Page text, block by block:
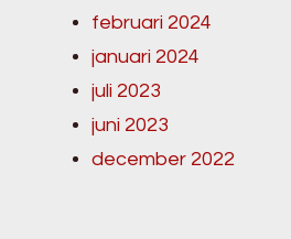
februari 2024
januari 2024
juli 2023
juni 2023
december 2022